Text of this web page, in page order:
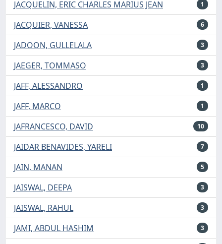
JACQUELIN, ERIC CHARLES MARIUS JEAN 1
JACQUIER, VANESSA 6
JADOON, GULLELALA 3
JAEGER, TOMMASO 3
JAFF, ALESSANDRO 1
JAFF, MARCO 1
JAFRANCESCO, DAVID 10
JAIDAR BENAVIDES, YARELI 7
JAIN, MANAN 5
JAISWAL, DEEPA 3
JAISWAL, RAHUL 3
JAMI, ABDUL HASHIM 3